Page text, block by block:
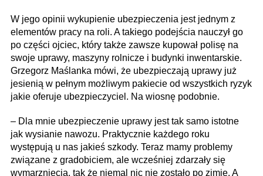
W jego opinii wykupienie ubezpieczenia jest jednym z
elementów pracy na roli. A takiego podejścia nauczył go
po części ojciec, który także zawsze kupował polisę na
swoje uprawy, maszyny rolnicze i budynki inwentarskie.
Grzegorz Maślanka mówi, że ubezpieczają uprawy już
jesienią w pełnym możliwym pakiecie od wszystkich ryzyk
jakie oferuje ubezpieczyciel. Na wiosnę podobnie.
– Dla mnie ubezpieczenie uprawy jest tak samo istotne
jak wysianie nawozu. Praktycznie każdego roku
występują u nas jakieś szkody. Teraz mamy problemy
związane z gradobiciem, ale wcześniej zdarzały się
wymarznięcia, tak że niemal nic nie zostało po zimie. A